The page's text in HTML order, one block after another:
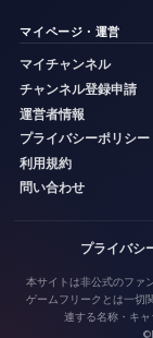
マイページ・運営
マイチャンネル
チャンネル登録申請
運営者情報
プライバシーポリシー
利用規約
問い合わせ
プライバシ
本サイトは非公式のファ
ゲームフリークとは一切
連する名称・キャ